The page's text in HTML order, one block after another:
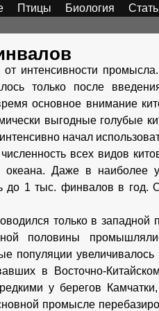
Птицы Биология
интенсивности
только после
основное внимание
выгодные голубые
начал
всех видов
Даже в наиболее
1 тыс. финвалов в год.
только в западной
половины
популяции увеличивалось
в Восточно-
у берегов
промысле